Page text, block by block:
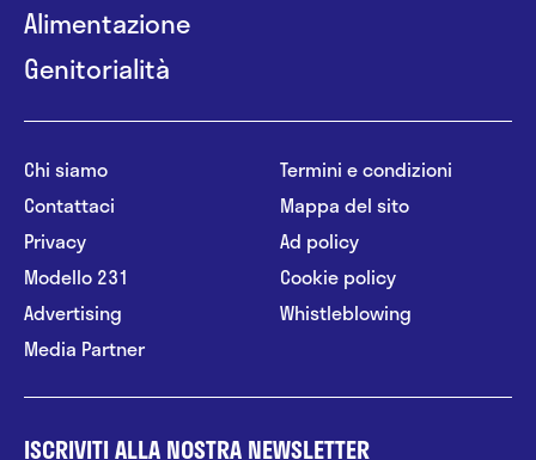
Alimentazione
Genitorialità
Chi siamo
Contattaci
Privacy
Modello 231
Advertising
Media Partner
Termini e condizioni
Mappa del sito
Ad policy
Cookie policy
Whistleblowing
ISCRIVITI ALLA NOSTRA NEWSLETTER